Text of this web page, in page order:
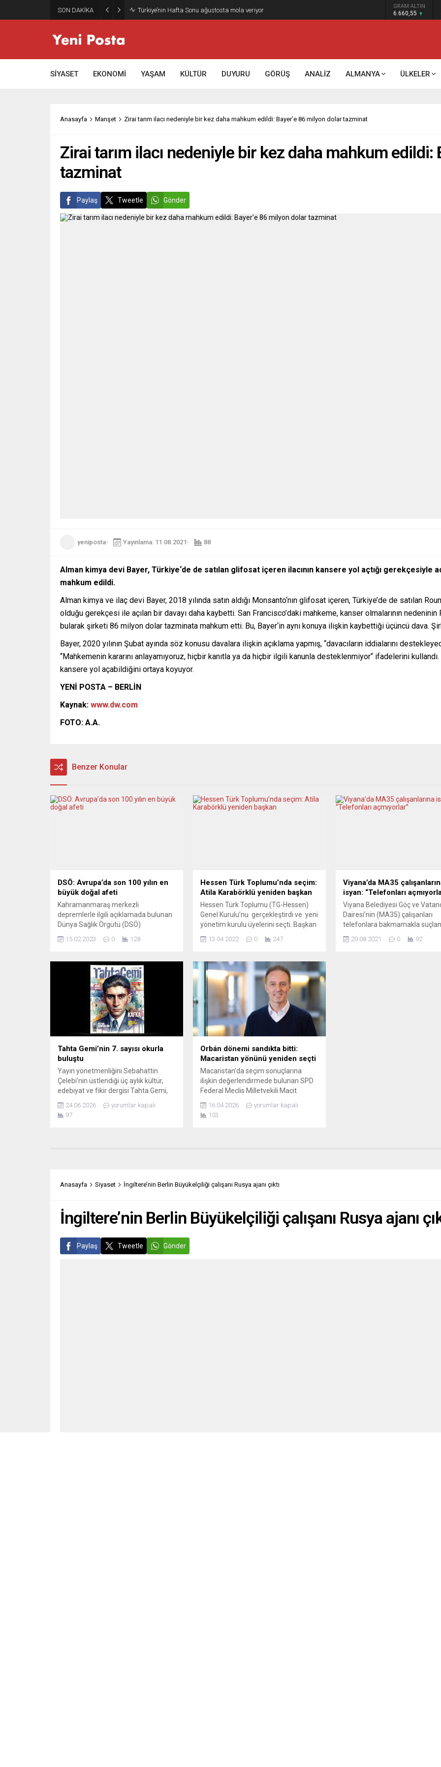
SON DAKİKA GRAM ALTIN
6.660,55
SİYASET EKONOMİ YAŞAM KÜLTÜR DUYURU GÖRÜŞ ANALİZ ALMANYA ÜLKELER
Anasayfa Manşet Zirai tarım ilacı nedeniyle bir kez daha mahkum edildi: Bayer’e 86 milyon dolar tazminat
Zirai tarım ilacı nedeniyle bir kez daha mahkum edildi:
tazminat
Paylaş Tweetle Gönder
yeniposta Yayınlama: 11.08.2021 88
Alman kimya devi Bayer, Türkiye‘de de satılan glifosat içeren ilacının kansere yol açtığı gerekçesiyle
mahkum edildi.
Alman kimya ve ilaç devi Bayer, 2018 yılında satın aldığı Monsanto‘nın glifosat içeren, Türkiye’de de satılan
olduğu gerekçesi ile açılan bir davayı daha kaybetti. San Francisco’daki mahkeme, kanser olmalarının
bularak şirketi 86 milyon dolar tazminata mahkum etti. Bu, Bayer‘in aynı konuya ilişkin kaybettiği üçüncü dava.
Bayer, 2020 yılının Şubat ayında söz konusu davalara ilişkin açıklama yapmış, “davacıların iddialarını
“Mahkemenin kararını anlayamıyoruz, hiçbir kanıtla ya da hiçbir ilgili kanunla desteklenmiyor“ ifadelerini
kansere yol açabildiğini ortaya koyuyor.
YENİ POSTA – BERLİN
Kaynak: www.dw.com
FOTO: A.A.
Benzer Konular
DSÖ: Avrupa’da son 100 yılın en
büyük doğal afeti
Kahramanmaraş merkezli
depremlerle ilgili açıklamada bulunan
Dünya Sağlık Örgütü (DSÖ)
afetine tanıklık ediyoruz” ifadesini
(DSÖ) Avrupa Direktörü Hans Kluge,
düzenlediği çevrim içi basın
toplantısında, 6 Şubat’ta meydana
gelen Kahramanmaraş merkezli
depremlerle ilgili açıklamalarda
bulundu. Kluge, “DSÖ Avrupa
bölgesinde son...
15.02.2023 0 128
Hessen Türk Toplumu’nda seçim:
Atila Karabörklü yeniden başkan
Hessen Türk Toplumu (TG-Hessen)
Genel Kurulu’nu gerçekleştirdi ve yeni
yönetim kurulu üyelerini seçti. Başkan
gerçekleştirilen açılış konuşmasının
Ceylan, eski Başkan Erhan Songün ve
üye Besra Gültekin seçim divan
kuruluna seçildiler. Genel sekreter M.
Esad Şahin tarafından katılımcılara
derneğin son dört yıllık faaliyet...
13.04.2022 0 247
Viyana’da MA35
isyan: “Telefonları
Viyana Belediyesi Göç ve
Dairesi’nin (MA35) çalışanları
telefonlara bakmamakla
yüklenme olduğunu ve e-posta
20.08.2021 0 92
Tahta Gemi’nin 7. sayısı okurla
buluştu
Yayın yönetmenliğini Sebahattin
Çelebi’nin üstlendiği üç aylık kültür,
edebiyat ve fikir dergisi Tahta Gemi,
buluşturdu. Almanya’da yayın hayatını
sürdüren derginin kapak konusu
24.06.2026
yorumlar kapalı
97
Orbán dönemi sandıkta bitti:
Macaristan yönünü yeniden seçti
Macaristan’da seçim sonuçlarına
ilişkin değerlendirmede bulunan SPD
Federal Meclis Milletvekili Macit
sıradan bir iktidar değişiminin ötesine
geçtiğini belirtti. Karaahmetoğlu’na
16.04.2026
yorumlar kapalı
103
Anasayfa Siyaset İngiltere’nin Berlin Büyükelçiliği çalışanı Rusya ajanı çıktı
İngiltere’nin Berlin Büyükelçiliği çalışanı Rusya ajanı
Paylaş Tweetle Gönder